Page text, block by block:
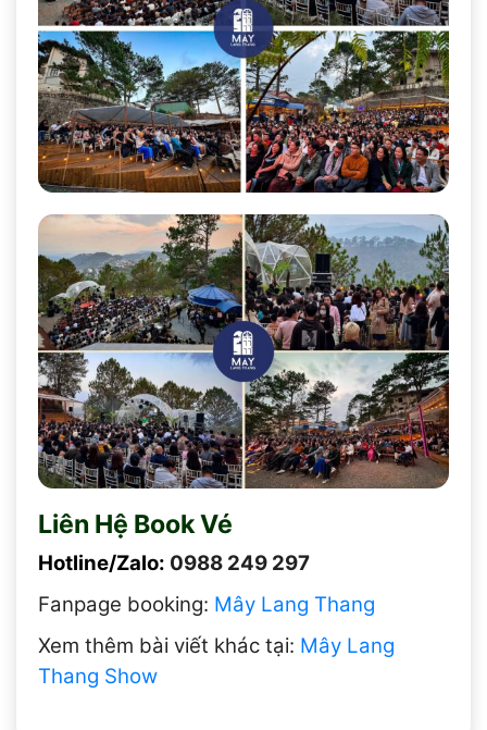
Liên Hệ Book Vé
Hotline/Zalo: 0988 249 297
Fanpage booking: Mây Lang Thang
Xem thêm bài viết khác tại: Mây Lang
Thang Show